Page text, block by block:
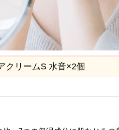
クリームS 水音×2個